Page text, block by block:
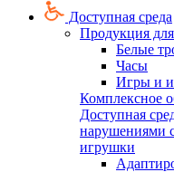
Доступная среда
Продукция
Белые
Часы
Игры и
Комплексное
Доступная
нарушениями
игрушки